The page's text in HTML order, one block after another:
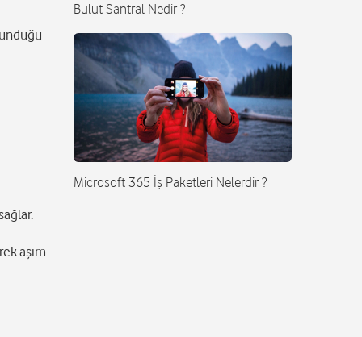
aşım
Bulut Santral Nedir ?
Microsoft 365 İş Paketleri Nelerdir ?